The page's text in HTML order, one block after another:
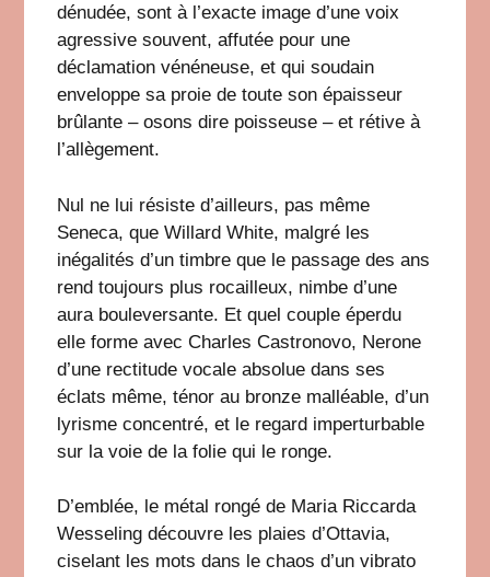
dénudée, sont à l’exacte image d’une voix
agressive souvent, affutée pour une
déclamation vénéneuse, et qui soudain
enveloppe sa proie de toute son épaisseur
brûlante – osons dire poisseuse – et rétive à
l’allègement.
Nul ne lui résiste d’ailleurs, pas même
Seneca, que Willard White, malgré les
inégalités d’un timbre que le passage des ans
rend toujours plus rocailleux, nimbe d’une
aura bouleversante. Et quel couple éperdu
elle forme avec Charles Castronovo, Nerone
d’une rectitude vocale absolue dans ses
éclats même, ténor au bronze malléable, d’un
lyrisme concentré, et le regard imperturbable
sur la voie de la folie qui le ronge.
D’emblée, le métal rongé de Maria Riccarda
Wesseling découvre les plaies d’Ottavia,
ciselant les mots dans le chaos d’un vibrato